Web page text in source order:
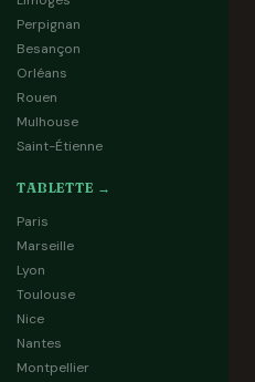
Perpignan
Besançon
Orléans
Rouen
Mulhouse
Saint-Étienne
TABLETTE →
Paris
Marseille
Lyon
Toulouse
Nice
Nantes
Montpellier